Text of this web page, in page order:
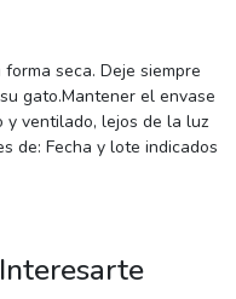
seca. Deje siempre
gato.Mantener el envase
y ventilado, lejos de la luz
de: Fecha y lote indicados